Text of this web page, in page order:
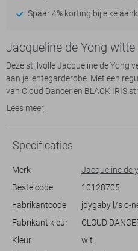
Spaar 4% korting bij elke
Jacqueline de Yong
Deze stijlvolle Jacqueline de Yong
aan je lentegarderobe. Met een
van Cloud Dancer en BLACK IRIS
casual uitstapjes. De ronde hals en
stylen met diverse outfits. Het
20% polyamide, wat zorgt voor
ideaal voor de lente.
zorgt voor een comfortabele
blouse of een eenvoudig T-shirt
Of je nu een ontspannen
Ga voor een ongedwongen maar
Lees meer
Specificaties
Merk
Jacqueline de
Bestelcode
10128705
Fabrikantcode
jdygaby l/s o-
Fabrikant kleur
CLOUD
Kleur
wit